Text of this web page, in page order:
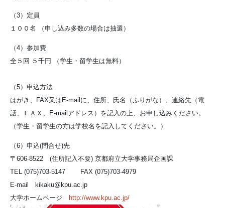
（3）定員
１００名 （申し込み多数の場合は抽選）
（4）参加費
全５回 ５千円 （学生・留学生は無料）
（5）申込方法
はがき、FAX又はE-mailに、住所、氏名（ふりがな）、連絡先（電
話、ＦＡＸ、E-mailアドレス）を記入の上、お申し込みください。
（学生・留学生の方は学校名を記入してください。）
（6）申込(問合せ)先
〒606-8522 (住所記入不要) 京都府立大学事務局企画課
TEL (075)703-5147 FAX (075)703-4979
E-mail kikaku@kpu.ac.jp
大学ホームページ
http://www.kpu.ac.jp/